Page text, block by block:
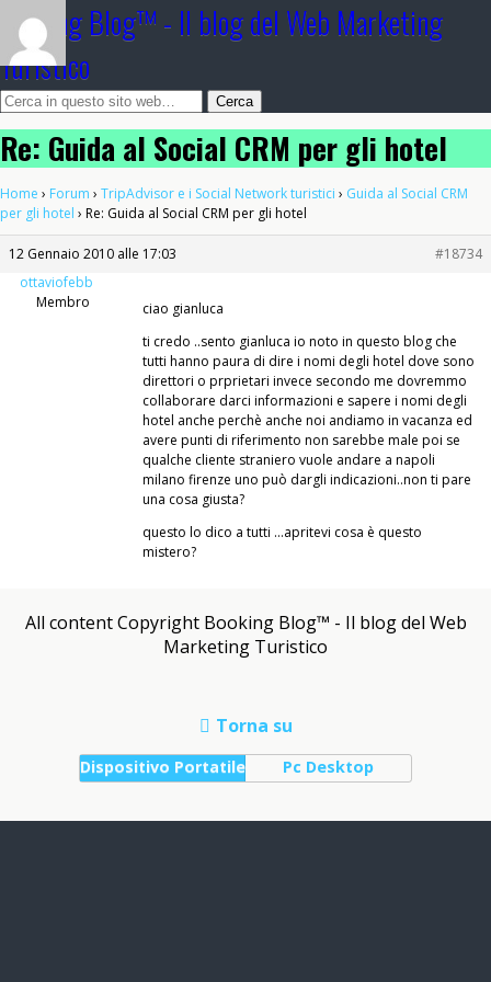
Booking Blog™ - Il blog del Web Marketing
Turistico
Re: Guida al Social CRM per gli hotel
Home › Forum › TripAdvisor e i Social Network turistici › Guida al Social CRM
per gli hotel › Re: Guida al Social CRM per gli hotel
12 Gennaio 2010 alle 17:03
#18734
ottaviofebb
Membro
ciao gianluca
ti credo ..sento gianluca io noto in questo blog che
tutti hanno paura di dire i nomi degli hotel dove sono
direttori o prprietari invece secondo me dovremmo
collaborare darci informazioni e sapere i nomi degli
hotel anche perchè anche noi andiamo in vacanza ed
avere punti di riferimento non sarebbe male poi se
qualche cliente straniero vuole andare a napoli
milano firenze uno può dargli indicazioni..non ti pare
una cosa giusta?
questo lo dico a tutti …apritevi cosa è questo
mistero?
All content Copyright Booking Blog™ - Il blog del Web
Marketing Turistico
Torna su
Dispositivo Portatile Pc Desktop